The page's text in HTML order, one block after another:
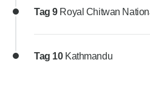
Tag 9 Royal Chitwan
Tag 10 Kathmandu